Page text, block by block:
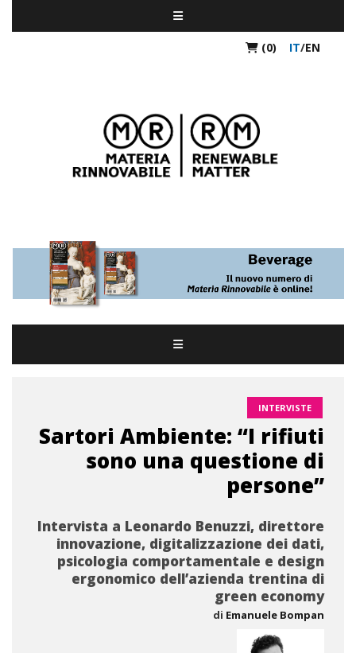
(0) IT/EN
INTERVISTE
Sartori Ambiente: “I rifiuti
sono una questione di
persone”
Intervista a Leonardo Benuzzi, direttore
innovazione, digitalizzazione dei dati,
psicologia comportamentale e design
ergonomico dell’azienda trentina di
green economy
di Emanuele Bompan